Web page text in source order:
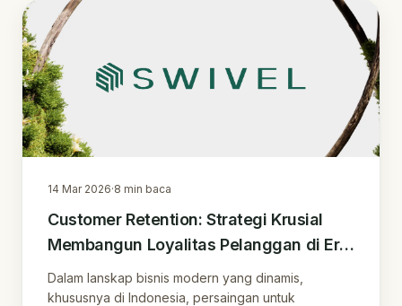
14 Mar 2026·8 min baca
Customer Retention: Strategi Krusial
Membangun Loyalitas Pelanggan di Era
Digital Indonesia
Dalam lanskap bisnis modern yang dinamis,
khususnya di Indonesia, persaingan untuk